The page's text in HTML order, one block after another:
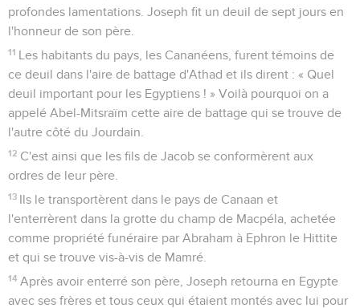
profondes lamentations. Joseph fit un deuil de sept jours en
l'honneur de son père.
11 Les habitants du pays, les Cananéens, furent témoins de
ce deuil dans l'aire de battage d'Athad et ils dirent : « Quel
deuil important pour les Egyptiens ! » Voilà pourquoi on a
appelé Abel-Mitsraïm cette aire de battage qui se trouve de
l'autre côté du Jourdain.
12 C'est ainsi que les fils de Jacob se conformèrent aux
ordres de leur père.
13 Ils le transportèrent dans le pays de Canaan et
l'enterrèrent dans la grotte du champ de Macpéla, achetée
comme propriété funéraire par Abraham à Ephron le Hittite
et qui se trouve vis-à-vis de Mamré.
14 Après avoir enterré son père, Joseph retourna en Egypte
avec ses frères et tous ceux qui étaient montés avec lui pour